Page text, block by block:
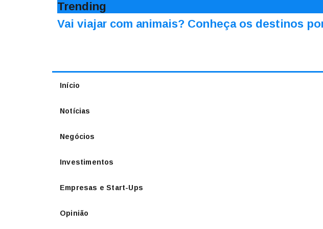
Trending
Vai viajar com animais? Conheça os destinos
Início
Notícias
Negócios
Investimentos
Empresas e Start-Ups
Opinião